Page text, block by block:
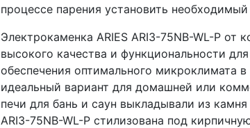
процессе парения установить
Электрокаменка ARIES ARI3-75NB-WL-P от
высокого качества и функциональности
обеспечения оптимального микроклимата
идеальный вариант для домашней или
печи для бань и саун выкладывали из
ARI3-75NB-WL-P стилизована под